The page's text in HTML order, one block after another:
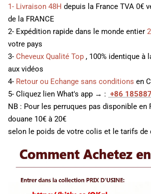
1- Livraison 48H depuis la France TVA 0€
de la FRANCE
2- Expédition rapide dans le monde entier
votre pays
3- Cheveux Qualité Top , 100% identique à
aux vidéos
4- Retour ou Echange sans conditions en
5- Cliquez lien What's app → : +86
NB : Pour les perruques pas disponible en
douane 10€ à 20€
selon le poids de votre colis et le tarifs de